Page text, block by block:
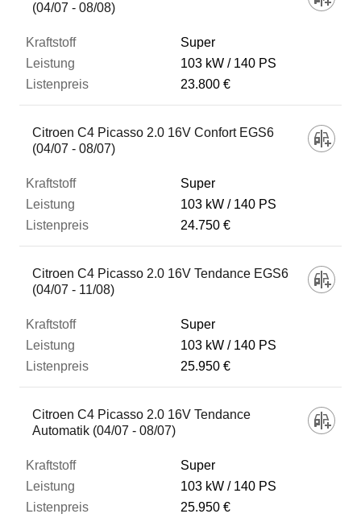
(04/07 - 08/08)
Super
103 kW
140 PS
23.800 €
Citroen C4 Picasso 2.0 16V Confort EGS6
(04/07 - 08/07)
Super
103 kW
140 PS
24.750 €
Citroen C4 Picasso 2.0 16V Tendance EGS6
(04/07 - 11/08)
Super
103 kW
140 PS
25.950 €
Citroen C4 Picasso 2.0 16V Tendance
Automatik (04/07 - 08/07)
Super
103 kW
140 PS
25.950 €